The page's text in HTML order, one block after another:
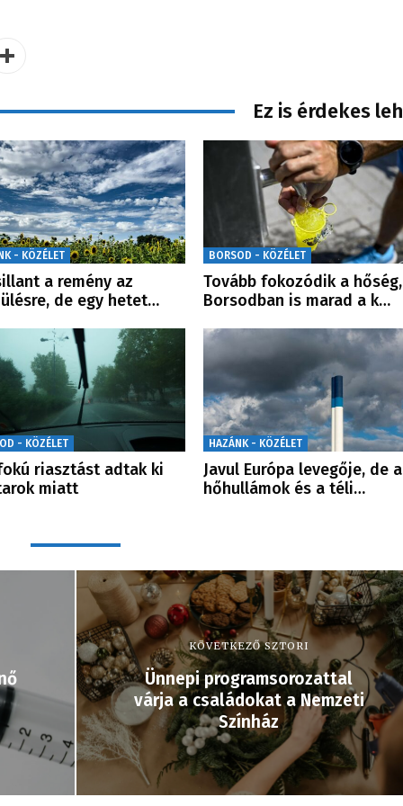
Ez is érdekes
- KÖZÉLET
a remény az
de egy hetet…
BORSOD - KÖZÉLET
Tovább fokozódik a hőség,
Borsodban is marad a k…
- KÖZÉLET
riasztást adtak ki
miatt
HAZÁNK - KÖZÉLET
Javul Európa levegője, de a
hőhullámok és a téli…
KÖVETKEZŐ SZTORI
Ünnepi programsorozattal
várja a családokat a Nemzeti
Színház